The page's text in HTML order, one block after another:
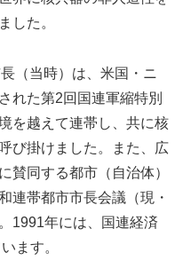
した。
（当時）は、米国・ニ
れた第2回国連軍縮特別
を越えて連帯し、共に核
び掛けました。また、広
賛同する都市（自治体）
連帯都市市長会議（現・
1991年には、国連経済
ます。